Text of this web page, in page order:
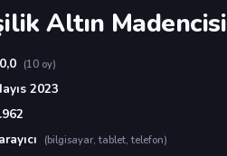
Altın Madencisi
(10 oy)
2023
(bilgisayar, tablet, telefon)